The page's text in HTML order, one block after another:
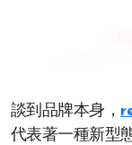
談到品牌本身，
代表著一種新型